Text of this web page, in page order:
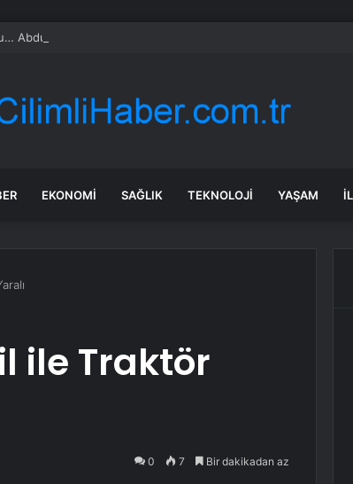
Abdulhamit Gül: Gelin, Acıları Değil Sevinçleri Artıracak Bir
EKONOMI SAĞLIK TEKNOLOJI YAŞAM
ile Traktör
0 7 Bir dakikadan az